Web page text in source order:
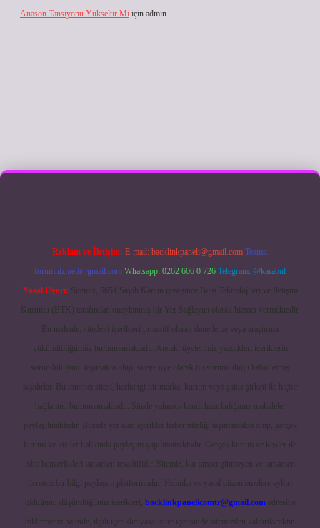
Anason Tansiyonu Yükseltir Mi için admin
Reklam ve İletişim: E-mail: backlinkpaneli@gmail.com Teams:
forumhizmeti@gmail.com Whatsapp: 0262 606 0 726 Telegram: @karabul
Yasal Uyarı: Sitemiz, 5651 Sayılı Kanun gereğince Bilgi Teknolojileri ve İletişim
Kurumu (BTK) tarafından onaylanmış bir Yer Sağlayıcı olarak hizmet vermektedir.
Bu nedenle, sitedeki içerikleri proaktif olarak denetleme veya araştırma
yükümlülüğümüz bulunmamaktadır. Ancak, üyelerimiz yazdıkları içeriklerin
sorumluluğunu taşımakta olup, siteye üye olarak bu sorumluluğu kabul etmiş
sayılırlar. Bu internet sitesi, herhangi bir marka, kurum veya şahıs şirketi ile hiçbir
bağlantısı bulunmamaktadır. Sitede yalnızca kendi hazırladığımız makaleler
paylaşılmaktadır. Burada yer alan içerikler haber niteliği taşımamakta olup, gerçek
kurum ve kişiler hakkında paylaşım yapılmamaktadır. Gerçek kurum ve kişiler ile
isim benzerlikleri tamamen tesadüfidir. Sitemiz, kar amacı gütmeyen ve tamamen
ücretsiz bir bilgi paylaşım platformudur. Hukuka ve yasal düzenlemelere aykırı
olduğunu düşündüğünüz içerikleri, backlinkpanelicomtr@gmail.comadresine
bildirmeniz halinde, ilgili içerikler yasal süre içerisinde sitemizden kaldırılacaktır.